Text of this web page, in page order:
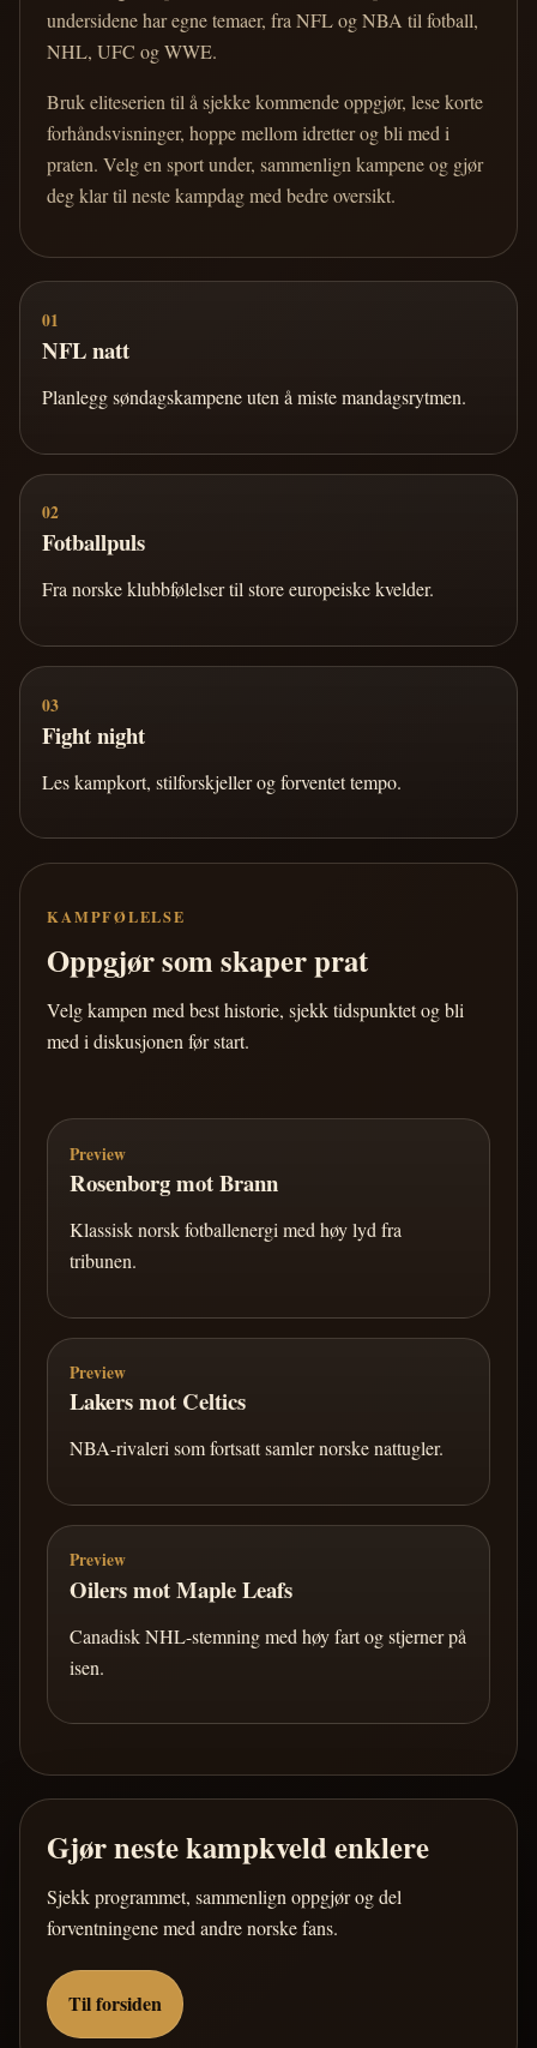
undersidene har egne temaer, fra NFL og NBA til fotball,
NHL, UFC og WWE.
Bruk eliteserien til å sjekke kommende oppgjør, lese korte
forhåndsvisninger, hoppe mellom idretter og bli med i
praten. Velg en sport under, sammenlign kampene og gjør
deg klar til neste kampdag med bedre oversikt.
01
NFL natt
Planlegg søndagskampene uten å miste mandagsrytmen.
02
Fotballpuls
Fra norske klubbfølelser til store europeiske kvelder.
03
Fight night
Les kampkort, stilforskjeller og forventet tempo.
KAMPFØLELSE
Oppgjør som skaper prat
Velg kampen med best historie, sjekk tidspunktet og bli
med i diskusjonen før start.
Preview
Rosenborg mot Brann
Klassisk norsk fotballenergi med høy lyd fra
tribunen.
Preview
Lakers mot Celtics
NBA-rivaleri som fortsatt samler norske nattugler.
Preview
Oilers mot Maple Leafs
Canadisk NHL-stemning med høy fart og stjerner på
isen.
Gjør neste kampkveld enklere
Sjekk programmet, sammenlign oppgjør og del
forventningene med andre norske fans.
Til forsiden